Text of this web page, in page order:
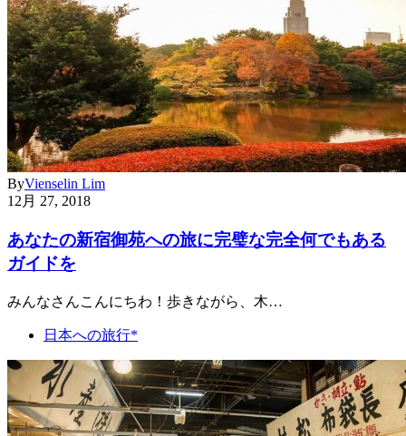
ByVienselin Lim
12月 27, 2018
あなたの新宿御苑への旅に完璧な完全何でもある
ガイドを
みんなさんこんにちわ！歩きながら、木…
日本への旅行*